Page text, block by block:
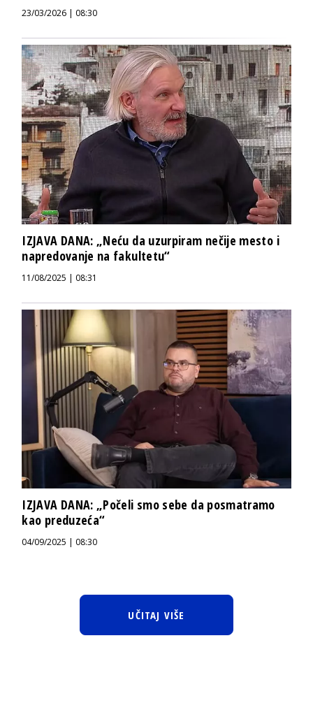
23/03/2026 | 08:30
IZJAVA DANA: „Neću da uzurpiram nečije mesto i
napredovanje na fakultetu“
11/08/2025 | 08:31
IZJAVA DANA: „Počeli smo sebe da posmatramo
kao preduzeća“
04/09/2025 | 08:30
UČITAJ VIŠE